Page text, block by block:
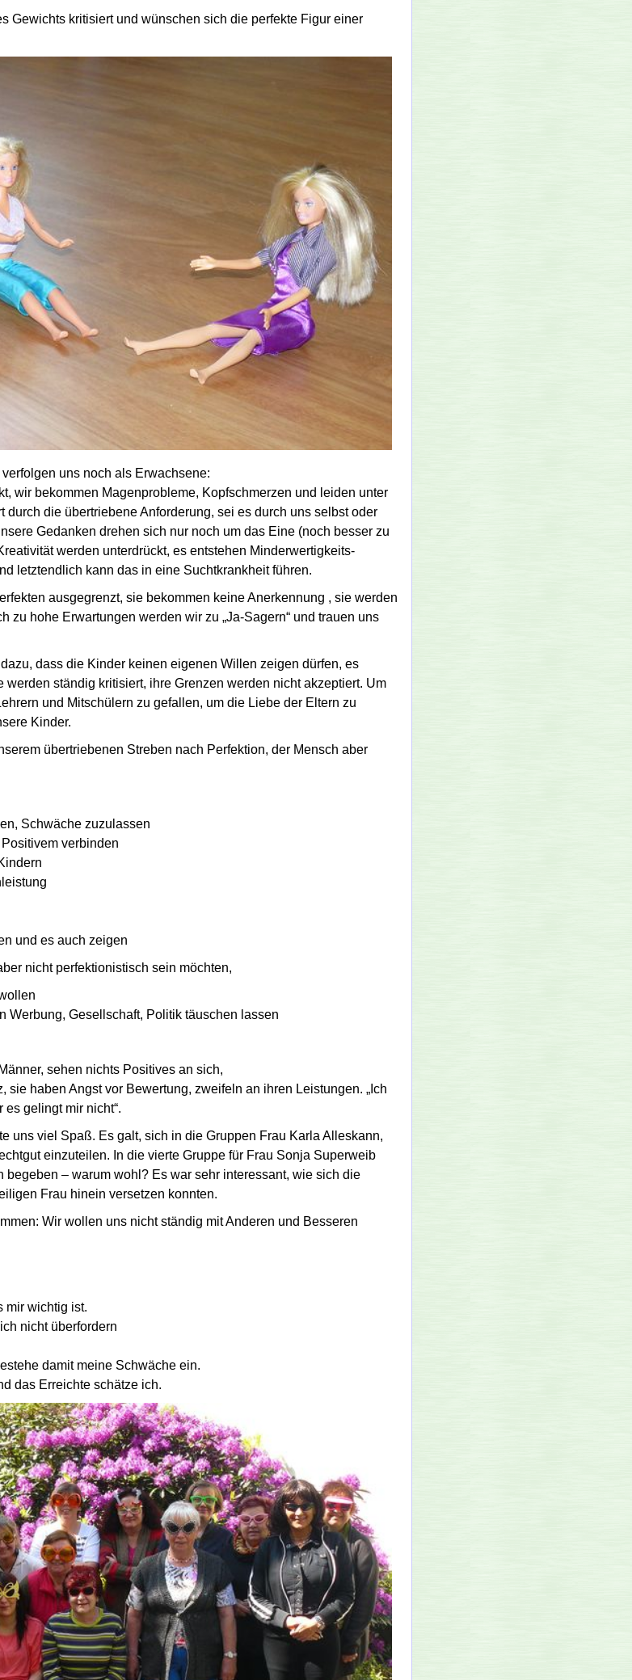
Gewichts kritisiert und wünschen sich die perfekte Figur einer
uns noch als Erwachsene:
wir bekommen Magenprobleme, Kopfschmerzen und leiden unter
die übertriebene Anforderung, sei es durch uns selbst oder
Gedanken drehen sich nur noch um das Eine (noch besser zu
werden unterdrückt, es entstehen Minder­wertig­keits­
letztendlich kann das in eine Sucht­krankheit führen.
ausgegrenzt, sie bekommen keine Anerkennung , sie werden
zu hohe Erwartungen werden wir zu Ja-Sagern
und trauen uns
dass die Kinder keinen eigenen Willen zeigen dürfen, es
ständig kritisiert, ihre Grenzen werden nicht akzeptiert. Um
und Mitschülern zu gefallen, um die Liebe der Eltern zu
Kinder.
übertriebenen Streben nach Perfektion, der Mensch aber
Schwäche zuzulassen
verbinden
und es auch zeigen
nicht perfektionistisch sein möchten,
Werbung, Gesell­schaft, Politik täuschen lassen
sehen nichts Positives an sich,
sie haben Angst vor Bewertung, zweifeln an ihren Leistungen.
Ich
es gelingt mir nicht .
uns viel Spaß. Es galt, sich in die Gruppen Frau Karla Alleskann,
einzuteilen. In die vierte Gruppe für Frau Sonja Superweib
begeben – warum wohl? Es war sehr interessant, wie sich die
Frau hinein versetzen konnten.
Wir wollen uns nicht ständig mit Anderen und Besseren
mir wichtig ist.
nicht überfordern
damit meine Schwäche ein.
das Erreichte schätze ich.